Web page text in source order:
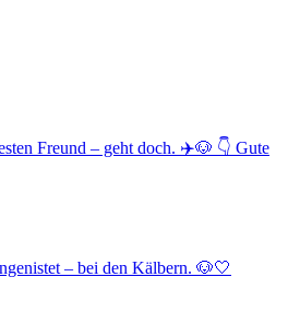
Freund – geht doch. ✈️🐶 👇 Gute
– bei den Kälbern. 🐶🤍